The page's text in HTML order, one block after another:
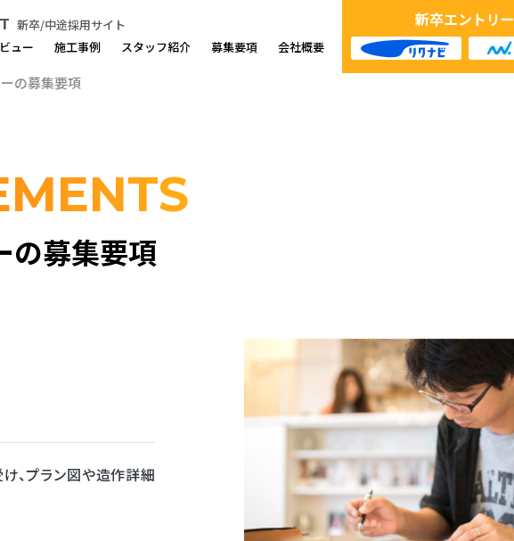
新卒/中途採用サイト
ュー
施工事例 スタッフ紹介 募集要項 会社概要
新卒エントリー
の募集要項
の募集要項
、プラン図や造作詳細